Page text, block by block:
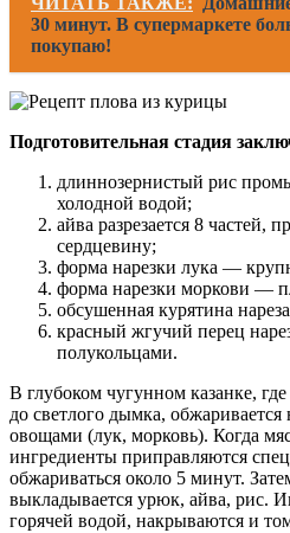
30 минут. В супермаркете
покупаю!
Подготовительная стадия
длиннозернистый рис
холодной водой;
айва разрезается 8 частей,
сердцевину;
форма нарезки лука —
форма нарезки моркови —
обсушенная курятина
красный жгучий перец
полукольцами.
В глубоком чугунном казанке,
до светлого дымка,
овощами (лук, морковь). Когда
ингредиенты приправляются
обжариваться около 5 минут.
выкладывается урюк, айва, рис.
горячей водой, накрываются и